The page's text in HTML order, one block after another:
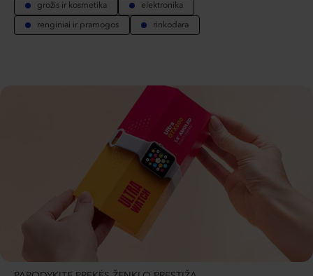
grožis ir kosmetika elektronika
renginiai ir pramogos rinkodara